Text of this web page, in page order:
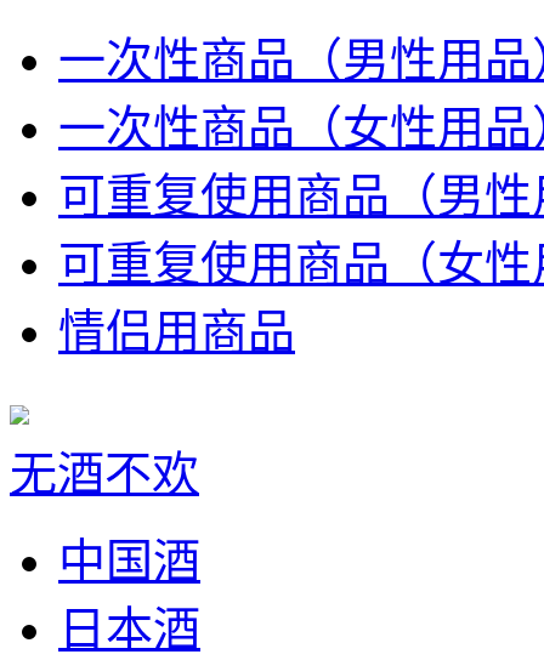
一次性商品（男性用品
一次性商品（女性用品
可重复使用商品（男
可重复使用商品（女
情侣用商品
无酒不欢
中国酒
日本酒